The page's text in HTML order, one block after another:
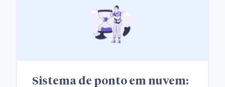
Sistema de ponto em nuvem: